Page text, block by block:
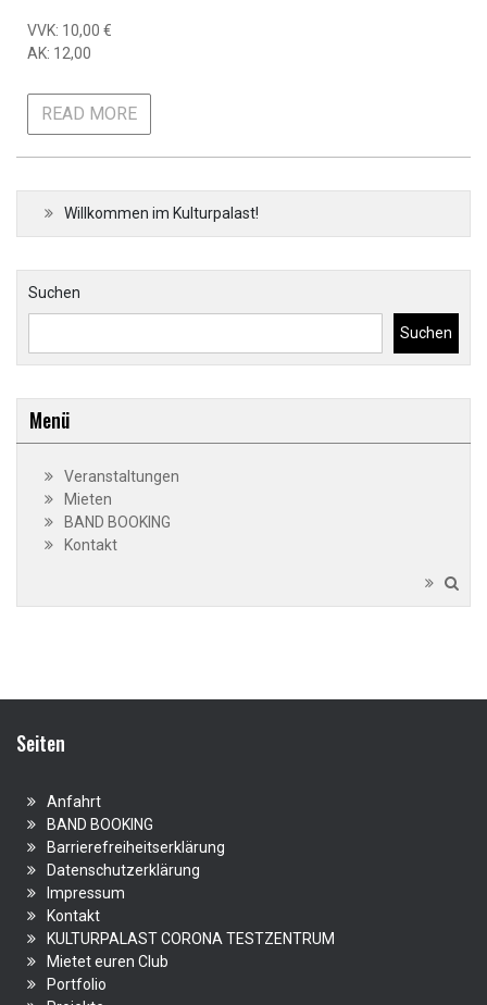
VVK: 10,00 €
AK: 12,00
READ MORE
Willkommen im Kulturpalast!
Suchen
Suchen
Menü
Veranstaltungen
Mieten
BAND BOOKING
Kontakt
Seiten
Anfahrt
BAND BOOKING
Barrierefreiheitserklärung
Datenschutzerklärung
Impressum
Kontakt
KULTURPALAST CORONA TESTZENTRUM
Mietet euren Club
Portfolio